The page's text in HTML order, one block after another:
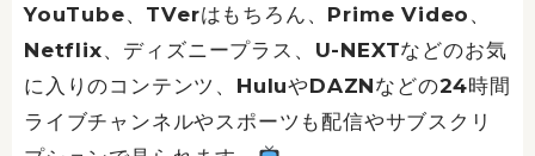
YouTube、TVerはもちろん、Prime Video、
Netflix、ディズニープラス、U-NEXTなどのお気
に入りのコンテンツ、HuluやDAZNなどの24時間
ライブチャンネルやスポーツも配信やサブスクリ